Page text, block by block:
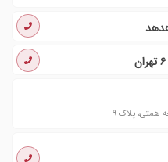
همتی، پلاک ۹